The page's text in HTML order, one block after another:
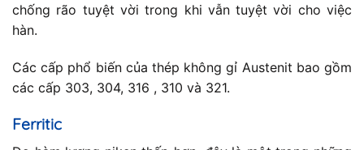
chống rão tuyệt vời trong khi vẫn tuyệt vời cho việc
hàn.
Các cấp phổ biến của thép không gỉ Austenit bao gồm
các cấp 303, 304, 316 , 310 và 321.
Ferritic